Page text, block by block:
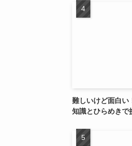
難しいけど面白い
知識とひらめきで